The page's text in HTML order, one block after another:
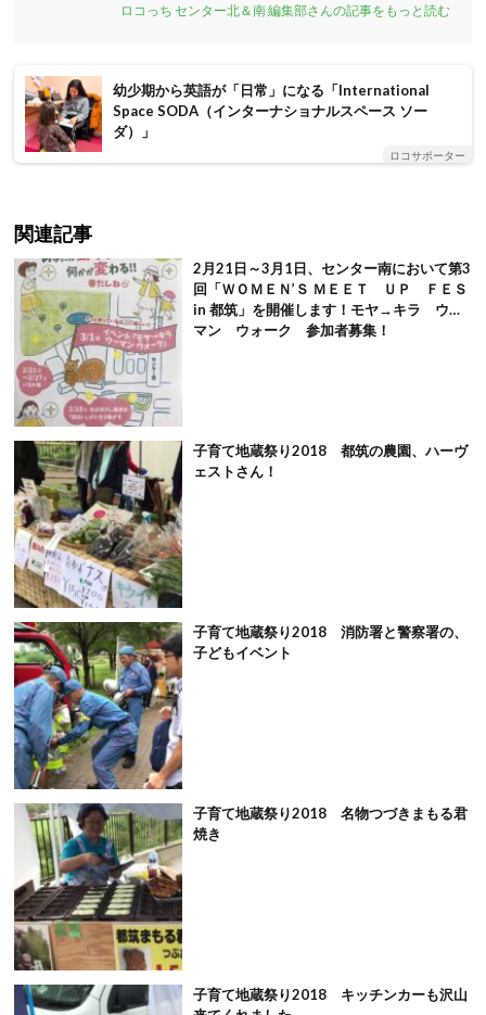
ロコっち センター北＆南 編集部さんの記事をもっと読む
幼少期から英語が「日常」になる「International
Space SODA（インターナショナルスペース ソー
ダ）」
ロコサポーター
関連記事
2月21日～3月1日、センター南において第3
回「ＷＯＭＥＮ’Ｓ ＭＥＥＴ ＵＰ ＦＥＳ
in 都筑」を開催します！モヤ→キラ ウー
マン ウォーク 参加者募集！
子育て地蔵祭り2018 都筑の農園、ハーヴ
ェストさん！
子育て地蔵祭り2018 消防署と警察署の、
子どもイベント
子育て地蔵祭り2018 名物つづきまもる君
焼き
子育て地蔵祭り2018 キッチンカーも沢山